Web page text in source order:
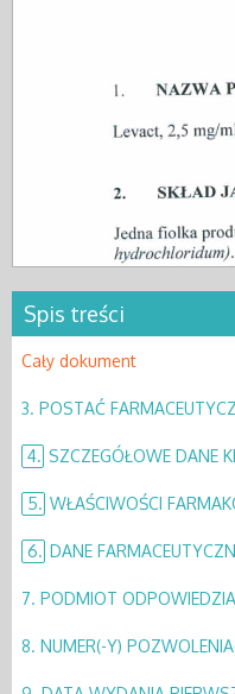
Spis treści
Cały dokument
3. POSTAĆ
4. SZCZEGÓŁOWE DANE
5. WŁAŚCIWOŚCI
6. DANE
7. PODMIOT
8. NUMER(-Y)